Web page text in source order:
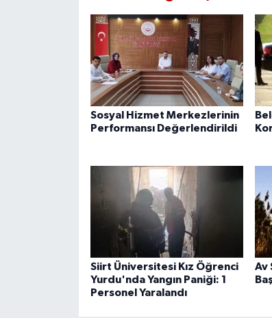
Sosyal Hizmet Merkezlerinin
Performansı Değerlendirildi
Siirt Üniversitesi Kız Öğrenci
Yurdu'nda Yangın Paniği: 1
Personel Yaralandı
Av